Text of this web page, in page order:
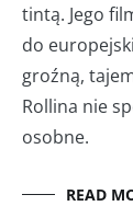
tintą. Jego
do
groźną,
Rollina nie
osobne.
READ